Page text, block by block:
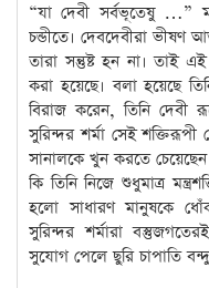
“যা দেবী সর্বভূতেষু …”
চন্ডীতে। দেবদেবীরা ভীষণ
তারা সন্তুষ্ট হন না। তাই এই
করা হয়েছে। বলা হয়েছে
বিরাজ করেন, তিনি দেবী
সুরিন্দর শর্মা সেই শক্তিরূপী
সানালকে খুন করতে
কি তিনি নিজে শুধুমাত্র
হলো সাধারণ মানুষকে
সুরিন্দর শর্মারা
সুযোগ পেলে ছুরি চাপাতি